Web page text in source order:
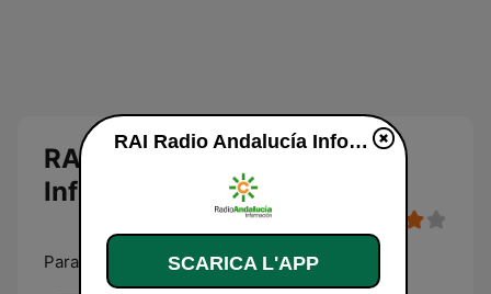
RAI Radio Andalucía
Información
Para más información
RAI Radio Andalucía Información diretta
SCARICA L'APP